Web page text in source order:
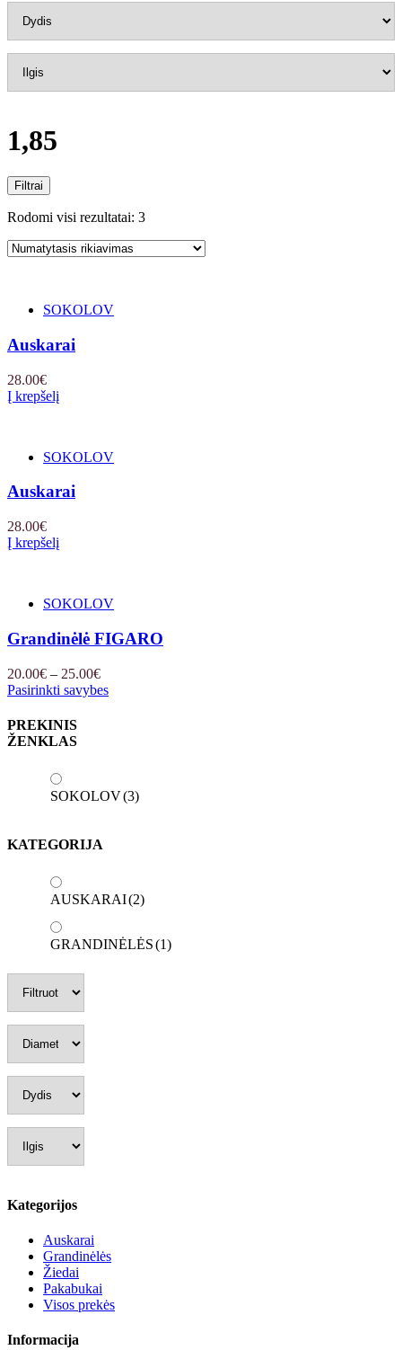
1,85
Filtrai
Rodomi visi rezultatai: 3
SOKOLOV
Auskarai
28.00€
Į krepšelį
SOKOLOV
Auskarai
28.00€
Į krepšelį
SOKOLOV
Grandinėlė FIGARO
20.00€ – 25.00€Price
range:
Pasirinkti savybes
PREKINIS
ŽENKLAS
SOKOLOV(3)
KATEGORIJA
AUSKARAI(2)
GRANDINĖLĖS(1)
Kategorijos
Auskarai
Grandinėlės
Žiedai
Pakabukai
Visos prekės
Informacija